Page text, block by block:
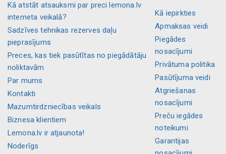
Kā atstāt atsauksmi par preci lemona.lv
interneta veikalā?
Sadzīves tehnikas rezerves daļu
pieprasījums
Preces, kas tiek pasūtītas no piegādātāju
noliktavām
Par mums
Kontakti
Mazumtirdzniecības veikals
Biznesa klientiem
Lemona.lv ir atjaunota!
Noderīgs
Kā iepirkties
Apmaksas veidi
Piegādes
nosacījumi
Privātuma politika
Pasūtījuma veidi
Atgriešanas
nosacījumi
Preču iegādes
noteikumi
Garantijas